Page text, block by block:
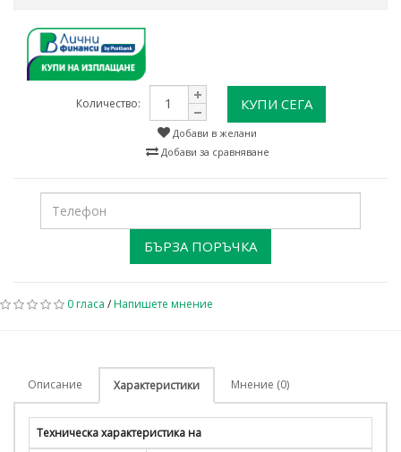
Количество: КУПИ СЕГА
Добави в желани
Добави за сравняване
БЪРЗА ПОРЪЧКА
0 гласа /Напишете мнение
Описание Характеристики Мнение (0)
Техническа характеристика на